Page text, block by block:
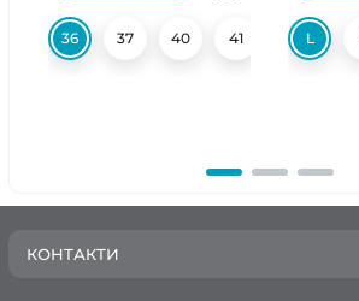
36 37 40 41 42 L
КОНТАКТИ